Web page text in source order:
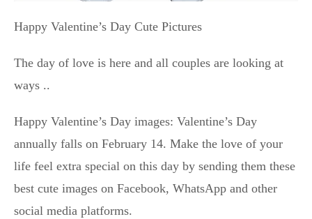
Happy Valentine’s Day Cute Pictures
The day of love is here and all couples are looking at
ways ..
Happy Valentine’s Day images: Valentine’s Day
annually falls on February 14. Make the love of your
life feel extra special on this day by sending them these
best cute images on Facebook, WhatsApp and other
social media platforms.